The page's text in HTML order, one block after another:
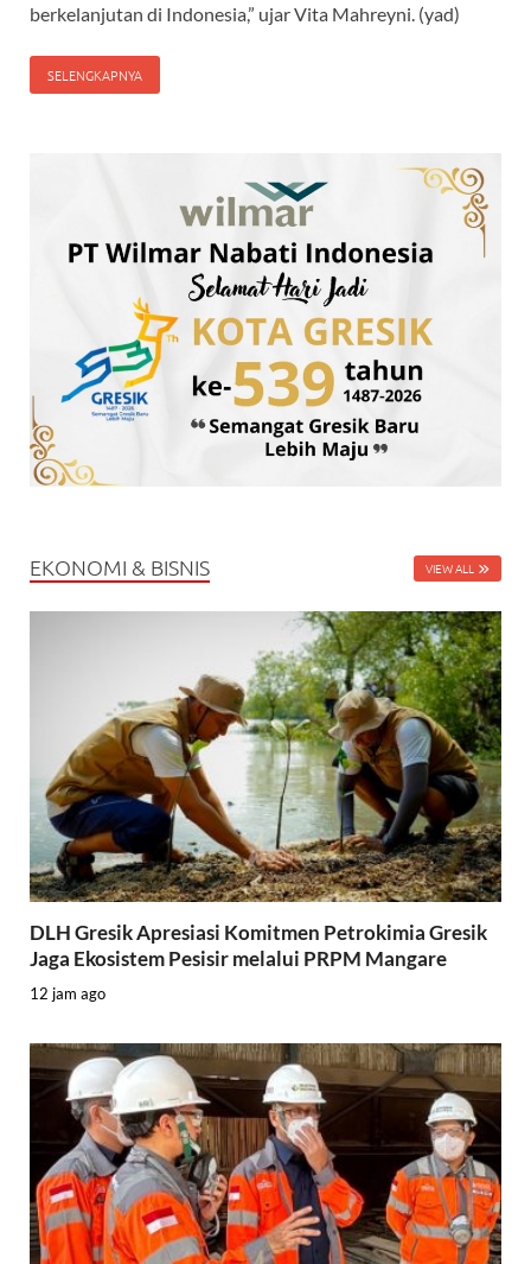
berkelanjutan di Indonesia,” ujar Vita Mahreyni. (yad)
SELENGKAPNYA
EKONOMI & BISNIS VIEW ALL
DLH Gresik Apresiasi Komitmen Petrokimia Gresik
Jaga Ekosistem Pesisir melalui PRPM Mangare
12 jam ago